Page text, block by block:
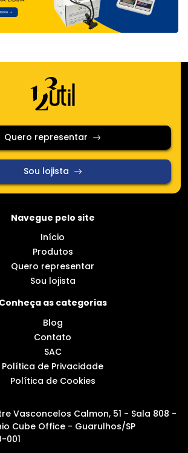
Quero representar
Sou lojista
Navegue pelo site
Início
Produtos
Quero representar
Sou lojista
Conheça as categorias
Blog
Contato
SAC
Política de Privacidade
Política de Cookies
Vasconcelos Calmon, 51 - Sala 808 -
Cube Office - Guarulhos/SP
001